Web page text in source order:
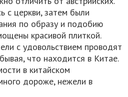
с церкви, затем были
по образу и подобию
красивой плиткой.
с удовольствием проводят
что находится в Китае.
в китайском
дороже, нежели в